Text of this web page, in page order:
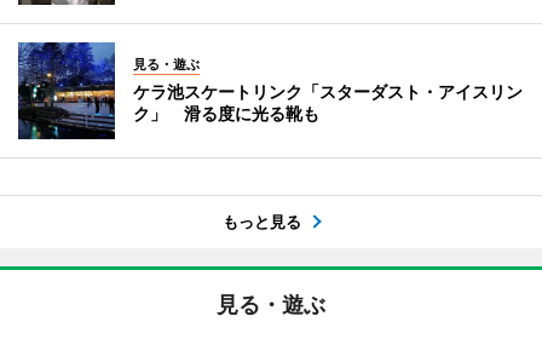
見る・遊ぶ
ケラ池スケートリンク「スターダスト・アイスリン
ク」 滑る度に光る靴も
もっと見る
見る・遊ぶ